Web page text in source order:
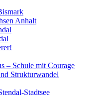
Anhalt
– Schule mit Courage
Strukturwandel
Stadtsee